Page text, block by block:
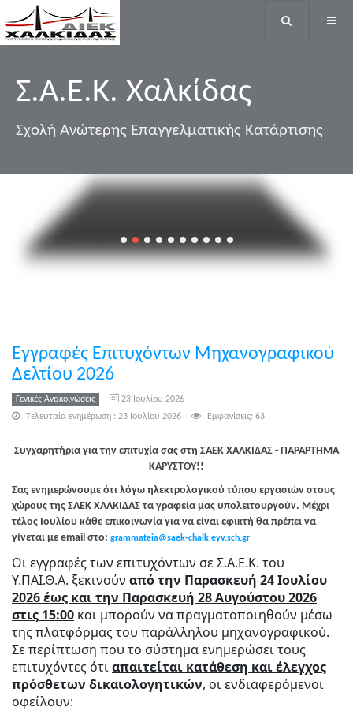
Σ.Α.Ε.K. Χαλκίδας
Σχολή Ανώτερης Επαγγελματικής Κατάρτισης
ΠΟΔΟΛΟΓΙΑΣ
-
ΚΑΛΛΩΠΙΣΜΟΥ
ΚΑΙ
ΟΝΥΧΟΠΛΑΣΤΙΚΗΣ
Εγγραφές Επιτυχόντων Μηχανογραφικού
Δελτίου 2026
Γενικές Ανακοινώσεις
23 Ιουλίου 2026
Τελευταία ενημέρωση : 23 Ιουλίου 2026
Εμφανίσεις: 63
Συγχαρητήρια για την επιτυχία σας στη ΣΑΕΚ ΧΑΛΚΙΔΑΣ - ΠΑΡΑΡΤΗΜΑ
ΚΑΡΥΣΤΟΥ!!
Σας ενημερώνουμε ότι λόγω ηλεκτρολογικού τύπου εργασιών στους
χώρους της ΣΑΕΚ ΧΑΛΚΙΔΑΣ τα γραφεία μας υπολειτουργούν. Μέχρι
τέλος Ιουλίου κάθε επικοινωνία για να είναι εφικτή θα πρέπει να
γίνεται με email στο: grammateia@saek-chalk.eyv.sch.gr
Οι εγγραφές των επιτυχόντων σε Σ.Α.Ε.Κ. του
Υ.ΠΑΙ.Θ.Α. ξεκινούν από την Παρασκευή 24 Ιουλίου
2026 έως και την Παρασκευή 28 Αυγούστου 2026
στις 15:00 και μπορούν να πραγματοποιηθούν μέσω
της πλατφόρμας του παράλληλου μηχανογραφικού.
Σε περίπτωση που το σύστημα ενημερώσει τους
επιτυχόντες ότιαπαιτείται κατάθεση και έλεγχος
πρόσθετων δικαιολογητικών, οι ενδιαφερόμενοι
οφείλουν: